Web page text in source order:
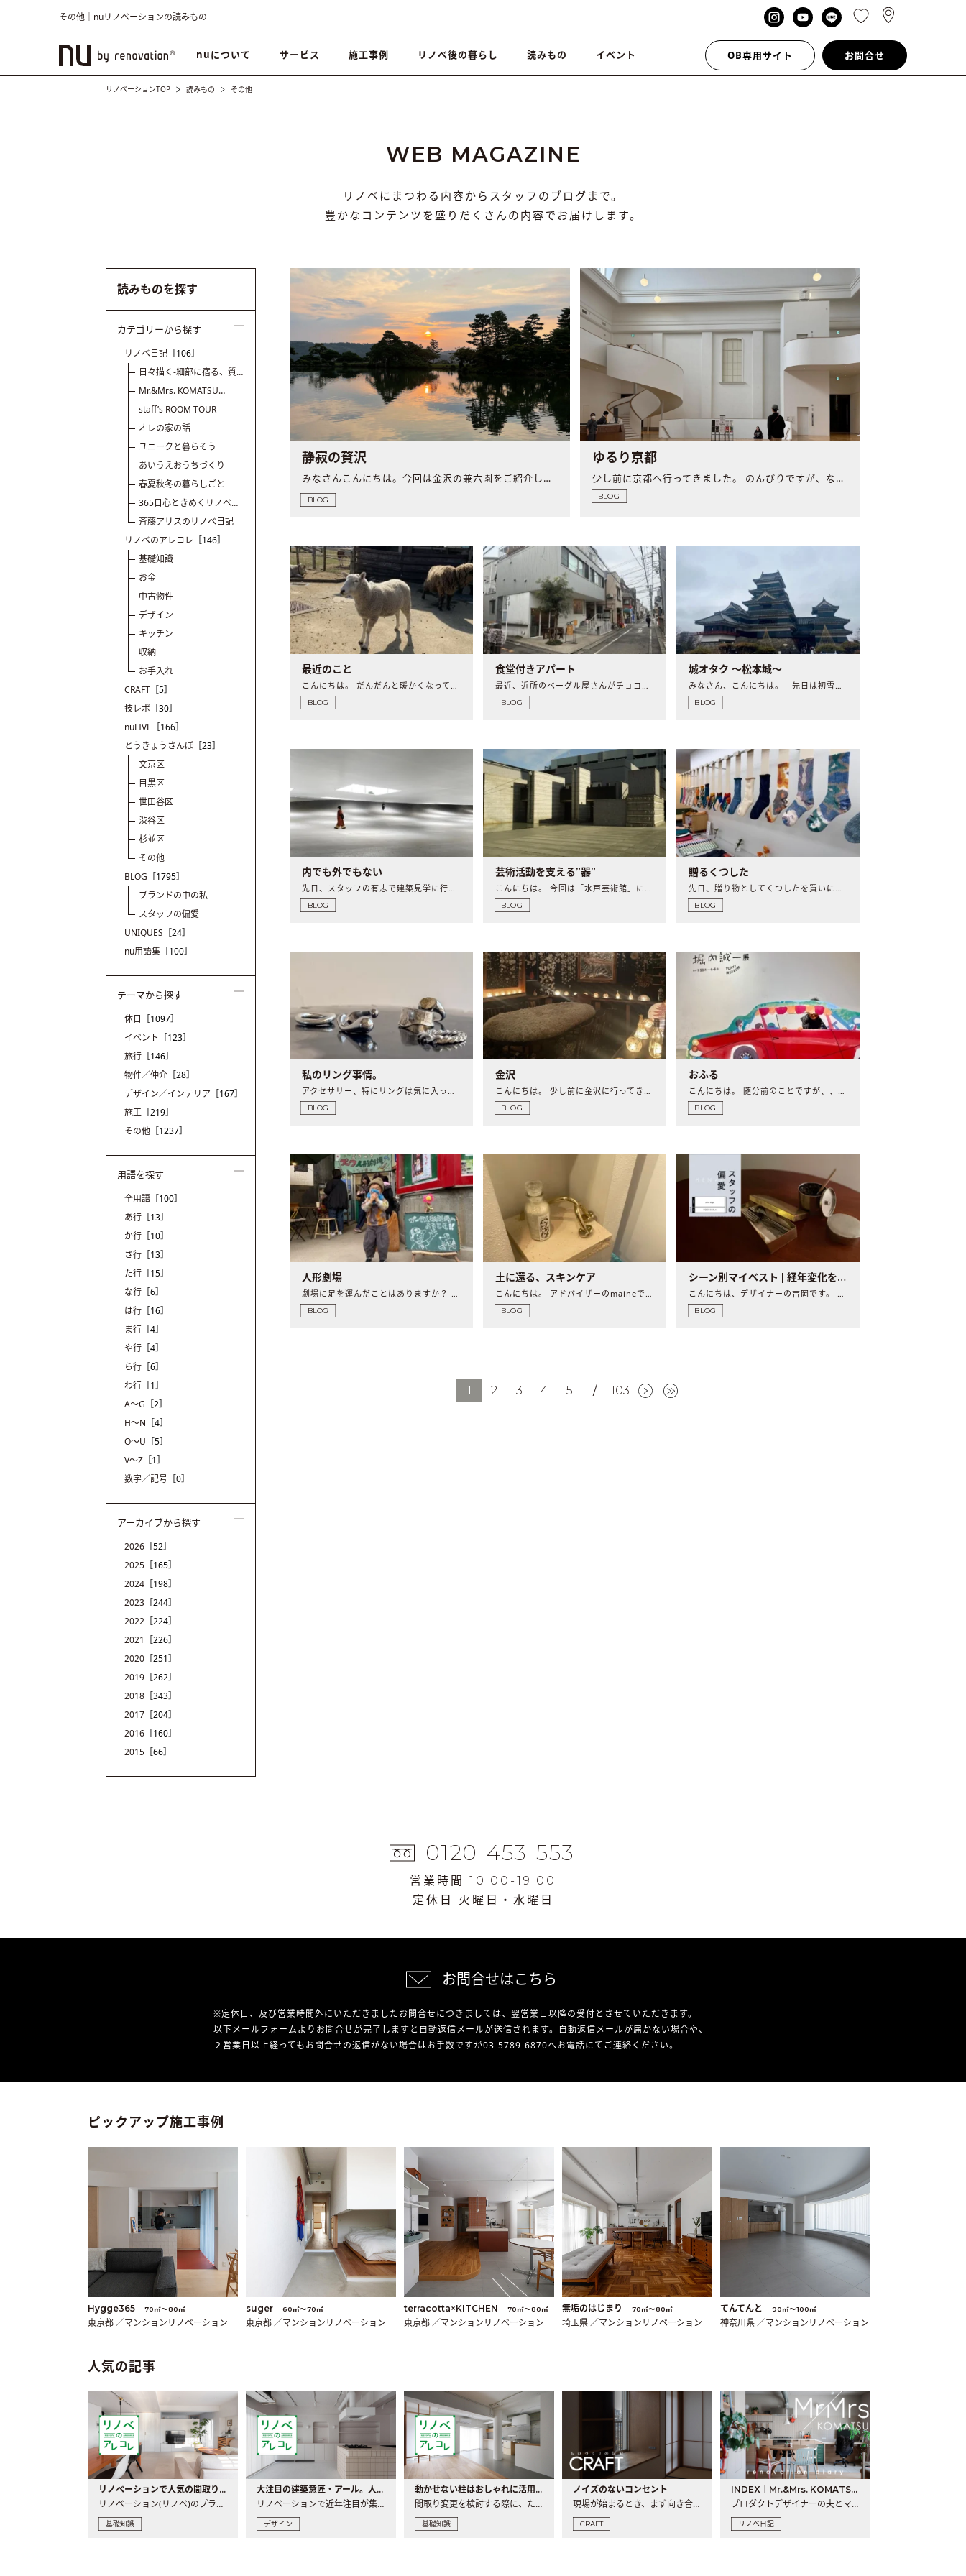
その他｜nuリノベーションの読みもの
nuについて サービス 施工事例 リノベ後の暮らし 読みもの イベント OB専用サイト お問合せ
リノベーションTOP 読みもの その他
WEB MAGAZINE
リノベにまつわる内容からスタッフのブログまで。
豊かなコンテンツを盛りだくさんの内容でお届けします。
静寂の贅沢
みなさんこんにちは。今回は金沢の兼六園をご紹介します。 ..
BLOG
ゆるり京都
少し前に京都へ行ってきました。 のんびりですが、なかなか充..
BLOG
最近のこと
こんにちは。 だんだんと暖かくなってきて、 春ら..
BLOG
食堂付きアパート
最近、近所のベーグル屋さんがチョコレートの専門店も始..
BLOG
城オタク 〜松本城〜
みなさん、こんにちは。 先日は初雪が降るなど、寒..
BLOG
内でも外でもない
先日、スタッフの有志で建築見学に行ってきました。 ..
BLOG
芸術活動を支える”器”
こんにちは。 今回は「水戸芸術館」について書きたい..
BLOG
贈るくつした
先日、贈り物としてくつしたを買いにいきました。 ..
BLOG
私のリング事情。
アクセサリー、特にリングは気に入った物を毎日、何年も..
BLOG
金沢
こんにちは。 少し前に金沢に行ってきました。 ..
BLOG
おふる
こんにちは。 随分前のことですが、、立川で開かえれ..
BLOG
人形劇場
劇場に足を運んだことはありますか？ 私は妻に連れら..
BLOG
土に還る、スキンケア
こんにちは。 アドバイザーのmaineです。 ..
BLOG
シーン別マイベスト | 経年変化をたのしむ
こんにちは、デザイナーの吉岡です。 スタッフの偏愛をレコメ..
BLOG
1 2 3 4 5 / 103
読みものを探す
カテゴリーから探す
リノベ日記 ［106］
日々描く-細部に宿る、質
の話
Mr.&Mrs. KOMATSU
renovation diary
staff’s ROOM TOUR
オレの家の話
ユニークと暮らそう
あいうえおうちづくり
春夏秋冬の暮らしごと
365日心ときめくリノベと
暮らし
斉藤アリスのリノベ日記
リノベのアレコレ ［146］
基礎知識
お金
中古物件
デザイン
キッチン
収納
お手入れ
CRAFT ［5］
技レポ ［30］
nuLIVE ［166］
とうきょうさんぽ ［23］
文京区
目黒区
世田谷区
渋谷区
杉並区
その他
BLOG ［1795］
ブランドの中の私
スタッフの偏愛
UNIQUES ［24］
nu用語集 ［100］
テーマから探す
休日
［1097］
イベント
［123］
旅行 ［146］
物件／仲介 ［28］
デザイン／インテリア ［167］
施工 ［219］
その他 ［1237］
用語を探す
全用語 ［100］
あ行 ［13］
か行 ［10］
さ行 ［13］
た行 ［15］
な行 ［6］
は行 ［16］
ま行 ［4］
や行 ［4］
ら行 ［6］
わ行 ［1］
A〜G ［2］
H〜N ［4］
O〜U ［5］
V〜Z ［1］
数字／記号 ［0］
アーカイブから探す
2026 ［52］
2025 ［165］
2024 ［198］
2023 ［244］
2022 ［224］
2021
［226］
2020 ［251］
2019 ［262］
2018 ［343］
2017 ［204］
2016 ［160］
2015 ［66］
0120-453-553
営業時間 10:00-19:00
定休日 火曜日・水曜日
お問合せはこちら
※定休日、及び営業時間外にいただきましたお問合せにつきましては、翌営業日以降の受付とさせていただきます。
以下メールフォームよりお問合せが完了しますと自動返信メールが送信されます。自動返信メールが届かない場合や、
２営業日以上経ってもお問合せの返信がない場合はお手数ですが03-5789-6870へお電話にてご連絡ください。
ピックアップ施工事例
Hygge365 70㎡〜80㎡
東京都 ／マンションリノベーション
suger 60㎡〜70㎡
東京都 ／マンションリノベーション
terracotta×KITCHEN 70㎡〜80㎡
東京都 ／マンションリノベーション
無垢のはじまり 70㎡〜80㎡
埼玉県 ／マンションリノベーション
てんてんと 90㎡〜100㎡
神奈川県 ／マンションリノベーション
人気の記事
リノベーションで人気の間取りとは？トレンドの間取りと実例を徹底解説
リノベーション(リノベ)のプランニングで一番最初に決めるのは..
基礎知識
大注目の建築意匠・アール。人気の理由と空間に取り入れるポイント
リノベーションで近年注目が集まる建築意匠の一つであるアール..
デザイン
動かせない柱はおしゃれに活用！柱を魅せるリノベーション(リノベ)4選
間取り変更を検討する際に、たびたび皆さんの頭を悩ませる動か..
基礎知識
ノイズのないコンセント
現場が始まるとき、まず向き合うものの一つがコンセントです..
CRAFT
INDEX｜Mr.&Mrs. KOMATSU renovation diary
プロダクトデザイナーの夫とマーチャンダイザーの妻が、夫婦で..
リノベ日記